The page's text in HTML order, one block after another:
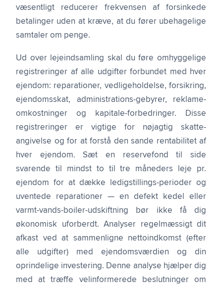
væsentligt reducerer frekvensen af forsinkede
betalinger uden at kræve, at du fører ubehagelige
samtaler om penge.
Ud over lejeindsamling skal du føre omhyggelige
registreringer af alle udgifter forbundet med hver
ejendom: reparationer, vedligeholdelse, forsikring,
ejendomsskat, administrations-gebyrer, reklame-
omkostninger og kapitale-forbedringer. Disse
registreringer er vigtige for nøjagtig skatte-
angivelse og for at forstå den sande rentabilitet af
hver ejendom. Sæt en reservefond til side
svarende til mindst to til tre måneders leje pr.
ejendom for at dække ledigstillings-perioder og
uventede reparationer — en defekt kedel eller
varmt-vands-boiler-udskiftning bør ikke få dig
økonomisk uforberdt. Analyser regelmæssigt dit
afkast ved at sammenligne nettoindkomst (efter
alle udgifter) med ejendomsværdien og din
oprindelige investering. Denne analyse hjælper dig
med at træffe velinformerede beslutninger om